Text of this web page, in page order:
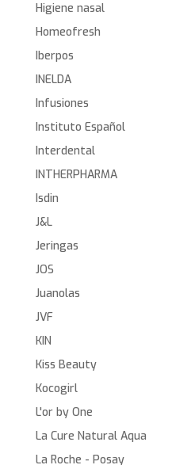
Higiene nasal
Homeofresh
Iberpos
INELDA
Infusiones
Instituto Español
Interdental
INTHERPHARMA
Isdin
J&L
Jeringas
JOS
Juanolas
JVF
KIN
Kiss Beauty
Kocogirl
L'or by One
La Cure Natural Aqua
La Roche - Posay